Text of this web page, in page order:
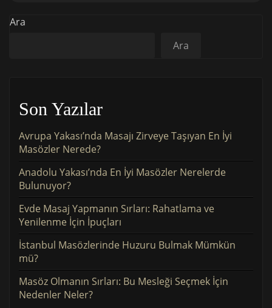
Ara
Ara
Son Yazılar
Avrupa Yakası’nda Masajı Zirveye Taşıyan En İyi
Masözler Nerede?
Anadolu Yakası’nda En İyi Masözler Nerelerde
Bulunuyor?
Evde Masaj Yapmanın Sırları: Rahatlama ve
Yenilenme İçin İpuçları
İstanbul Masözlerinde Huzuru Bulmak Mümkün
mü?
Masöz Olmanın Sırları: Bu Mesleği Seçmek İçin
Nedenler Neler?